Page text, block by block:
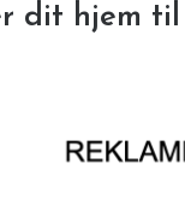
dit hjem